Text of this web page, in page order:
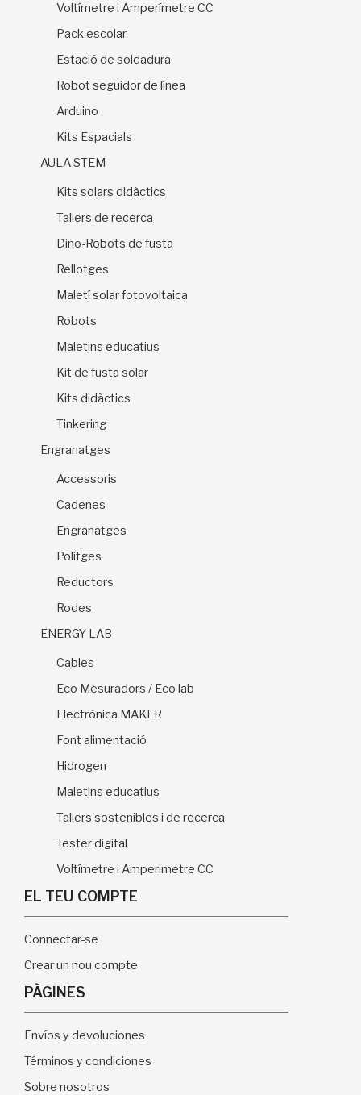
Voltímetre i Amperímetre CC
Pack escolar
Estació de soldadura
Robot seguidor de línea
Arduino
Kits Espacials
AULA STEM
Kits solars didàctics
Tallers de recerca
Dino-Robots de fusta
Rellotges
Maletí solar fotovoltaica
Robots
Maletins educatius
Kit de fusta solar
Kits didàctics
Tinkering
Engranatges
Accessoris
Cadenes
Engranatges
Politges
Reductors
Rodes
ENERGY LAB
Cables
Eco Mesuradors / Eco lab
Electrònica MAKER
Font alimentació
Hidrogen
Maletins educatius
Tallers sostenibles i de recerca
Tester digital
Voltímetre i Amperimetre CC
EL TEU COMPTE
Connectar-se
Crear un nou compte
PÀGINES
Envíos y devoluciones
Términos y condiciones
Sobre nosotros